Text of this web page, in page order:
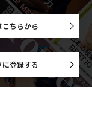
ちらから
登録する